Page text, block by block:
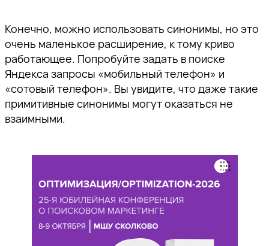
Конечно, можно использовать синонимы, но это
очень маленькое расширение, к тому криво
работающее. Попробуйте задать в поиске
Яндекса запросы «мобильный телефон» и
«сотовый телефон». Вы увидите, что даже такие
примитивные синонимы могут оказаться не
взаимными.